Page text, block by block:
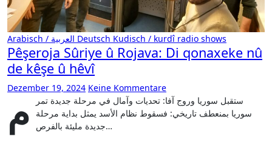
Deutsch Kudisch / kurdî radio shows
Pêşeroja Sûriye û Rojava: Di qonaxeke nû
de kêşe û hêvî
Dezember 19, 2024 Keine Kommentare م
ستقبل سوريا وروج آفا: تحديات وآمال في مرحلة جديدة تمر
سوريا بمنعطف تاريخي: فسقوط نظام الأسد يمثل بداية مرحلة
جديدة مليئة بالفرص…